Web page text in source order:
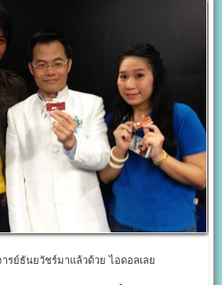
รย์ธันยวัชร์มาแล้วด้วย ไอดอลเลย